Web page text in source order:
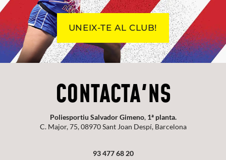
UNEIX-TE AL CLUB!
CONTACTA'NS
Poliesportiu Salvador Gimeno, 1ª planta.
C. Major, 75, 08970 Sant Joan Despí, Barcelona
93 477 68 20